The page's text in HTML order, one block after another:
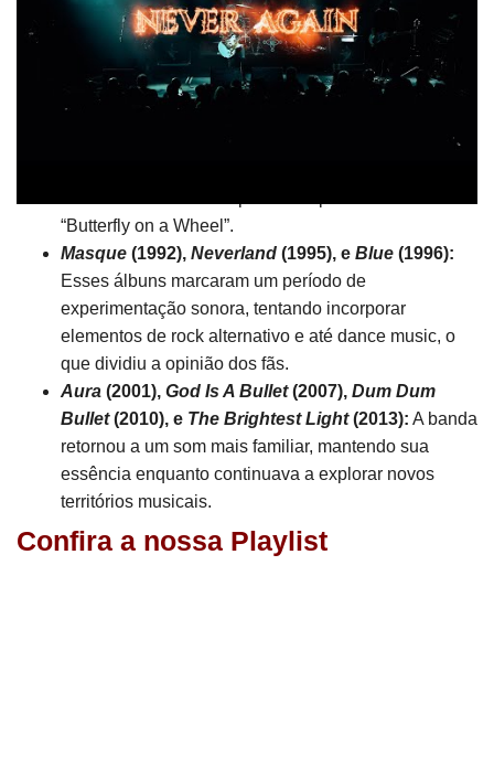
clássicos instantâneos.
Children(1988):Produzido por John Paul Jones do
Led Zeppelin, este álbum foi um grande sucesso
comercial. Canções como “Tower of Strength” e
“Beyond the Pale” se tornaram hinos para os fãs.
“Butterfly on a Wheel”.
Masque (1992), Neverland (1995), e Blue (1996):
Esses álbuns marcaram um período de
experimentação sonora, tentando incorporar
elementos de rock alternativo e até dance music, o
que dividiu a opinião dos fãs.
Aura (2001), God Is A Bullet(2007), Dum Dum
Bullet(2010), e The Brightest Light(2013): A banda
retornou a um som mais familiar, mantendo sua
essência enquanto continuava a explorar novos
territórios musicais.
Confira a nossa Playlist